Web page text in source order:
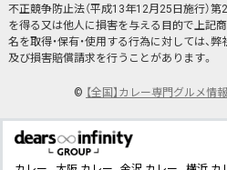
不正競争防止法（平成13年12月25日施行）
を得る又は他人に損害を与える目的で上記
名を取得・保有・使用する行為に対しては、
及び損害賠償請求を行うことがあります。
© 【全国】カレー専門グルメ情